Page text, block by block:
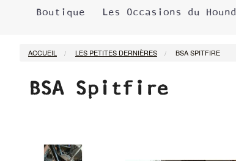
Boutique Les Occasions du Hound
ACCUEIL LES PETITES DERNIÈRES BSA SPITFIRE
BSA Spitfire